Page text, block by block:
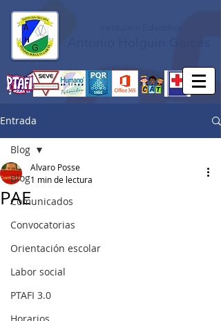
Entrada
Blog
Comunicados
Convocatorias
Orientación escolar
Labor social
PTAFI 3.0
Blog
PAE
Alvaro Posse
1 min de lectura